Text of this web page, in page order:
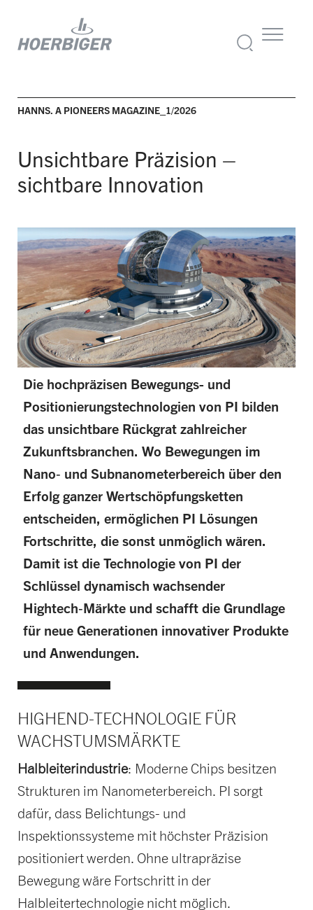
HANNS. A PIONEERS MAGAZINE_1/2026
Unsichtbare Präzision –
sichtbare Innovation
Die hochpräzisen Bewegungs- und
Positionierungstechnologien von PI bilden
das unsichtbare Rückgrat zahlreicher
Zukunftsbranchen. Wo Bewegungen im
Nano‑ und Subnanometerbereich über den
Erfolg ganzer Wertschöpfungsketten
entscheiden, ermöglichen PI Lösungen
Fortschritte, die sonst unmöglich wären.
Damit ist die Technologie von PI der
Schlüssel dynamisch wachsender
Hightech‑Märkte und schafft die Grundlage
für neue Generationen innovativer Produkte
und Anwendungen.
HIGHEND-TECHNOLOGIE FÜR
WACHSTUMSMÄRKTE
Halbleiterindustrie: Moderne Chips besitzen
Strukturen im Nanometerbereich. PI sorgt
dafür, dass Belichtungs- und
Inspektionssysteme mit höchster Präzision
positioniert werden. Ohne ultrapräzise
Bewegung wäre Fortschritt in der
Halbleitertechnologie nicht möglich.